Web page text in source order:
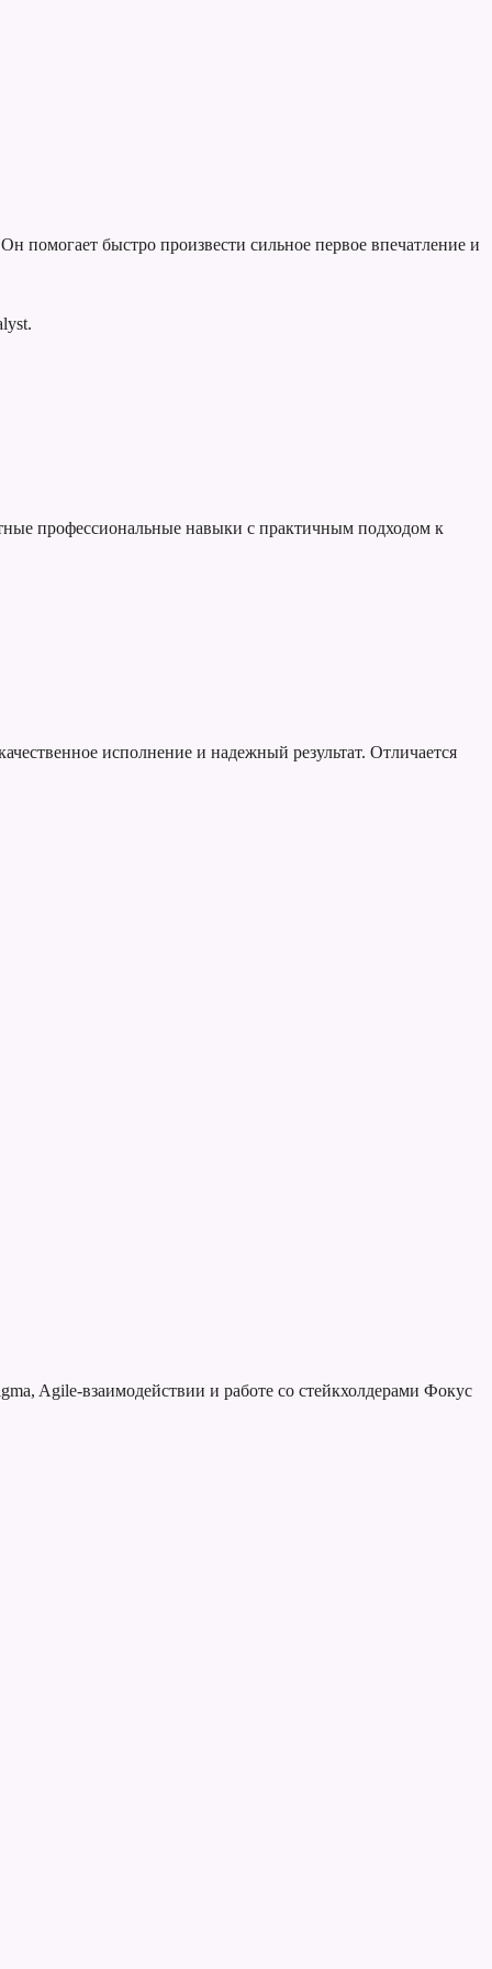
помогает быстро произвести сильное первое впечатление и
профессиональные навыки с практичным подходом к
исполнение и надежный результат. Отличается
Agile-взаимодействии и работе со стейкхолдерами Фокус